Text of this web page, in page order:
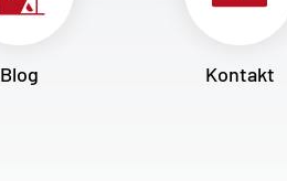
Blog Kontakt